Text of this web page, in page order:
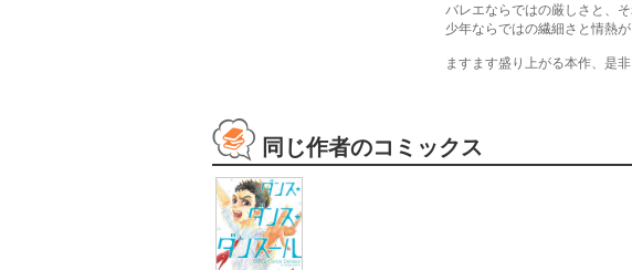
バレエならではの厳しさと、そ
少年ならではの繊細さと情熱
ますます盛り上がる本作、是
同じ作者のコミックス